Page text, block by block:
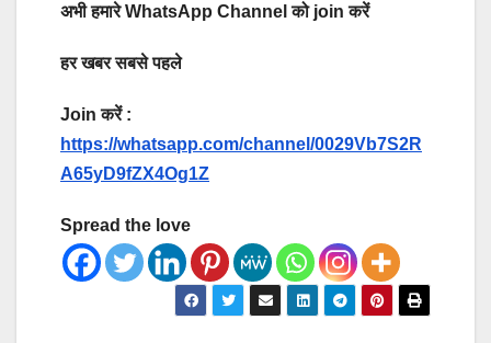
अभी हमारे WhatsApp Channel को join करें
हर खबर सबसे पहले
Join करें :
https://whatsapp.com/channel/0029Vb7S2R
A65yD9fZX4Og1Z
Spread the love